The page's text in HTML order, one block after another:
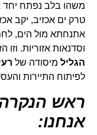
משהו בלב נפתח יחד
טרק ים אכזיב, יקב
אתנחתא מול הים, לחם
וסדנאות אזוריות. וזו
הגלילמיסודה שלרעיה
לפיתוח התיירות
ראש הנקרה
אנחנו: